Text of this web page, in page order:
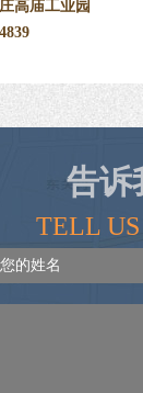
高庙工业园
告诉
TELL